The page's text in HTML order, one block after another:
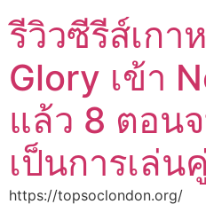
รีวิวซีรีส์เกา
Glory เข้า
แล้ว 8 ตอน
เป็นการเล่น
https://topsoclondon.org/